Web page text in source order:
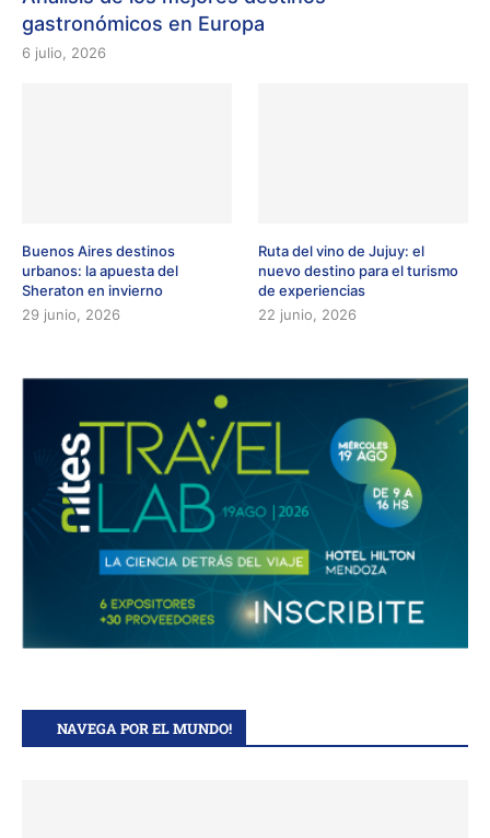
gastronómicos en Europa
6 julio, 2026
Buenos Aires destinos
urbanos: la apuesta del
Sheraton en invierno
29 junio, 2026
Ruta del vino de Jujuy: el
nuevo destino para el turismo
de experiencias
22 junio, 2026
NAVEGA POR EL MUNDO!